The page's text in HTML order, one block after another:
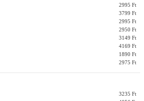
2995 Ft
3799 Ft
2995 Ft
2950 Ft
3149 Ft
4169 Ft
1890 Ft
2975 Ft
3235 Ft